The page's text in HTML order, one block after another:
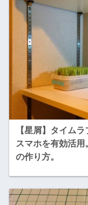
【星屑】タイム
スマホを有効活
の作り方。